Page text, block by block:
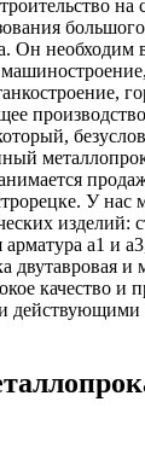
на
Он необходим
У
изделий:
арматура а1 и
двутавровая и
качество и